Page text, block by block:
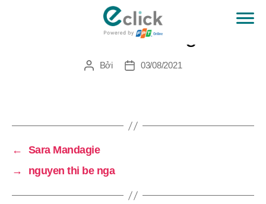
Tran Gia Bang
TácBởi
Ngày03/08/2021
←
Sara Mandagie
→
nguyen thi be nga